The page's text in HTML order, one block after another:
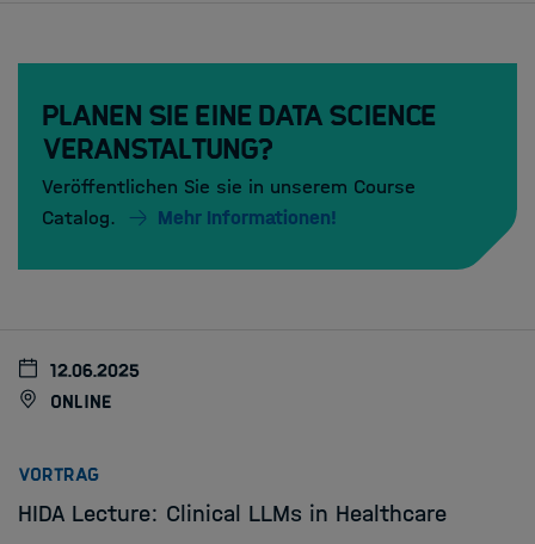
Planen Sie eine Data Science
Veranstaltung?
Veröffentlichen Sie sie in unserem Course
Catalog.
Mehr Informationen!
12.06.2025
online
VORTRAG:
HIDA Lecture: Clinical LLMs in Healthcare